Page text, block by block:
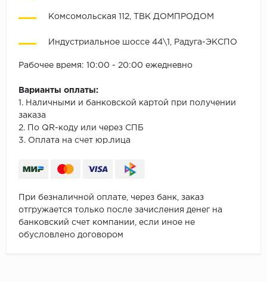
Комсомольская 112, ТВК ДОМПРОДОМ
Индустриальное шоссе 44\1, Радуга-ЭКСПО
Рабочее время: 10:00 - 20:00 ежедневно
Варианты оплаты:
1. Наличными и банковской картой при получении
заказа
2. По QR-коду или через СПБ
3. Оплата на счет юр.лица
При безналичной оплате, через банк, заказ
отгружается только после зачисления денег на
банковский счет компании, если иное не
обусловлено договором